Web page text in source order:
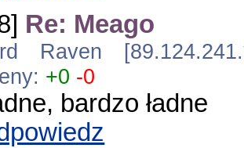
Re: Meago
Raven
+0 -0
bardzo ładne